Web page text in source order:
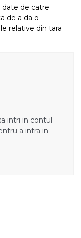
date de catre
de a da o
relative din tara
intri in contul
a intra in